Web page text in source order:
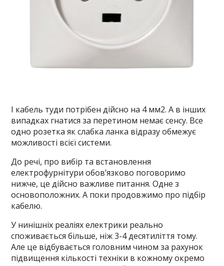
І кабель туди потрібен дійсно на 4 мм2. А в інших
випадках гнатися за перетином немає сенсу. Все
одно розетка як слабка ланка відразу обмежує
можливості всієї системи.
До речі, про вибір та встановлення
електрофурнітури обов’язково поговоримо
нижче, це дійсно важливе питання. Одне з
основоположних. А поки продовжимо про підбір
кабелю.
У нинішніх реаліях електрики реально
споживається більше, ніж 3-4 десятиліття тому.
Але це відбувається головним чином за рахунок
підвищення кількості техніки в кожному окремо